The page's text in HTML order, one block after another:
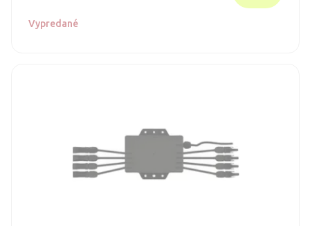
Vypredané